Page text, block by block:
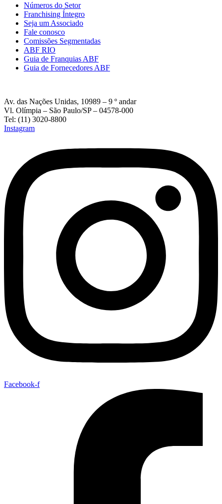
Números do Setor
Franchising Íntegro
Seja um Associado
Fale conosco
Comissões Segmentadas
ABF RIO
Guia de Franquias ABF
Guia de Fornecedores ABF
Av. das Nações Unidas, 10989 – 9 º andar
Vl. Olímpia – São Paulo/SP – 04578-000
Tel: (11) 3020-8800
Instagram
Facebook-f